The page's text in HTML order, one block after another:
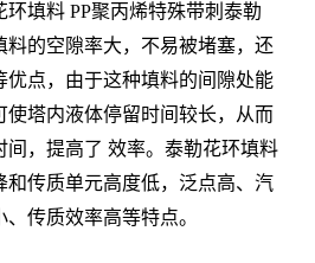
填料 PP聚丙烯特殊带刺泰勒
料的空隙率大，不易被堵塞，还
优点，由于这种填料的间隙处能
使塔内液体停留时间较长，从而
间，提高了 效率。泰勒花环填料
和传质单元高度低，泛点高、汽
传质效率高等特点。